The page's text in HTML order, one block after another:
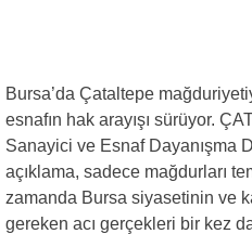
Bursa’da Çataltepe
esnafın hak arayışı sürüyor.
Sanayici ve Esnaf Dayanışma
açıklama, sadece mağdurları
zamanda Bursa siyasetinin ve
gereken acı gerçekleri bir kez